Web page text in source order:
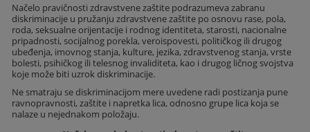
Načelo pravičnosti zdravstvene zaštite podrazumeva zabranu
diskriminacije u pružanju zdravstvene zaštite po osnovu rase, pola,
roda, seksualne orijentacije i rodnog identiteta, starosti, nacionalne
pripadnosti, socijalnog porekla, veroispovesti, političkog ili drugog
ubeđenja, imovnog stanja, kulture, jezika, zdravstvenog stanja, vrste
bolesti, psihičkog ili telesnog invaliditeta, kao i drugog ličnog svojstva
koje može biti uzrok diskriminacije.
Ne smatraju se diskriminacijom mere uvedene radi postizanja pune
ravnopravnosti, zaštite i napretka lica, odnosno grupe lica koja se
nalaze u nejednakom položaju.